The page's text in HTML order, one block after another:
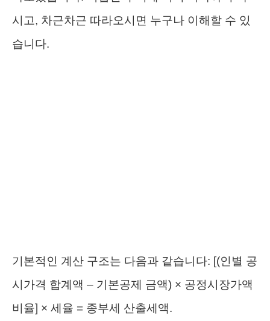
시고, 차근차근 따라오시면 누구나 이해할 수 있
습니다.
기본적인 계산 구조는 다음과 같습니다: [(인별 공
시가격 합계액 – 기본공제 금액) × 공정시장가액
비율] × 세율 = 종부세 산출세액.